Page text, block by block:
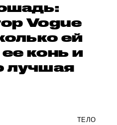
Vogue
ей
конь и
лучшая
ТЕЛО